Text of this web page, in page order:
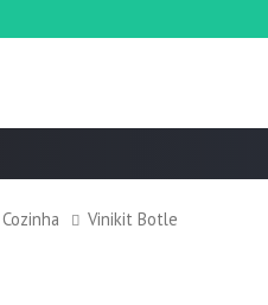
Vinikit Botle